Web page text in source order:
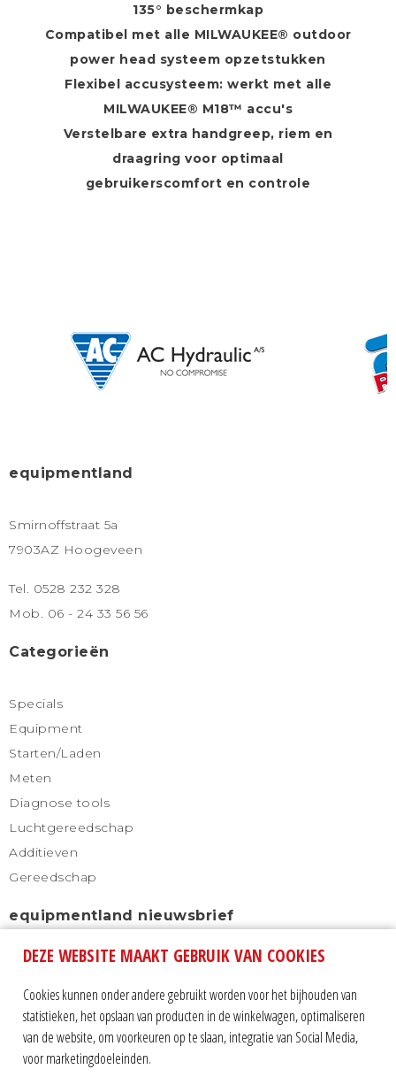
135° beschermkap
Compatibel met alle MILWAUKEE® outdoor
power head systeem opzetstukken
Flexibel accusysteem: werkt met alle
MILWAUKEE® M18™ accu's
Verstelbare extra handgreep, riem en
draagring voor optimaal
gebruikerscomfort en controle
equipmentland
Smirnoffstraat 5a
7903AZ Hoogeveen
Tel. 0528 232 328
Mob. 06 - 24 33 56 56
Categorieën
Specials
Equipment
Starten/Laden
Meten
Diagnose tools
Luchtgereedschap
Additieven
Gereedschap
equipmentland nieuwsbrief
automatisch op de hoogte.
DEZE WEBSITE MAAKT GEBRUIK VAN COOKIES
Cookies kunnen onder andere gebruikt worden voor het bijhouden van
statistieken, het opslaan van producten in de winkelwagen, optimaliseren
van de website, om voorkeuren op te slaan, integratie van Social Media,
voor marketingdoeleinden.